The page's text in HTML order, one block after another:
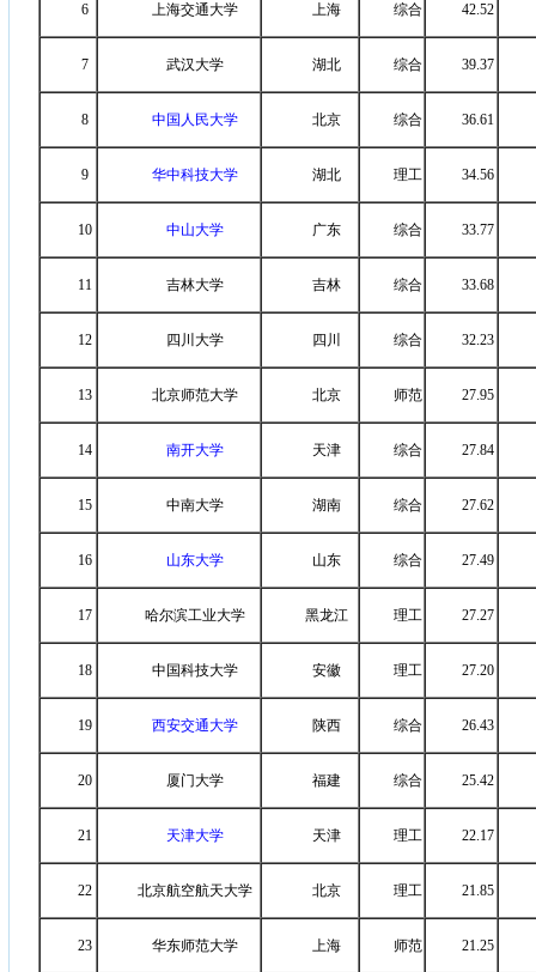
6 上海交通大学 上海 综合 42.52
7 武汉大学 湖北 综合 39.37
8 中国人民大学 北京 综合 36.61
9 华中科技大学 湖北 理工 34.56
10 中山大学 广东 综合 33.77
11 吉林大学 吉林 综合 33.68
12 四川大学 四川 综合 32.23
13 北京师范大学 北京 师范 27.95
14 南开大学 天津 综合 27.84
15 中南大学 湖南 综合 27.62
16 山东大学 山东 综合 27.49
17 哈尔滨工业大学 黑龙江 理工 27.27
18 中国科技大学 安徽 理工 27.20
19 西安交通大学 陕西 综合 26.43
20 厦门大学 福建 综合 25.42
21 天津大学 天津 理工 22.17
22 北京航空航天大学 北京 理工 21.85
23 华东师范大学 上海 师范 21.25